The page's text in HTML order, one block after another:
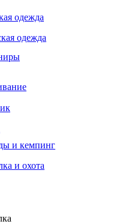
одежда
одежда
и кемпинг
и охота